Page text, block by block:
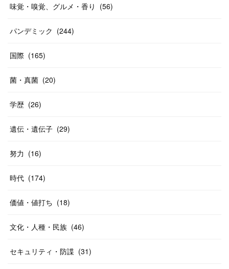
味覚・嗅覚、グルメ・香り (56)
パンデミック (244)
国際 (165)
菌・真菌 (20)
学歴 (26)
遺伝・遺伝子 (29)
努力 (16)
時代 (174)
価値・値打ち (18)
文化・人種・民族 (46)
セキュリティ・防諜 (31)